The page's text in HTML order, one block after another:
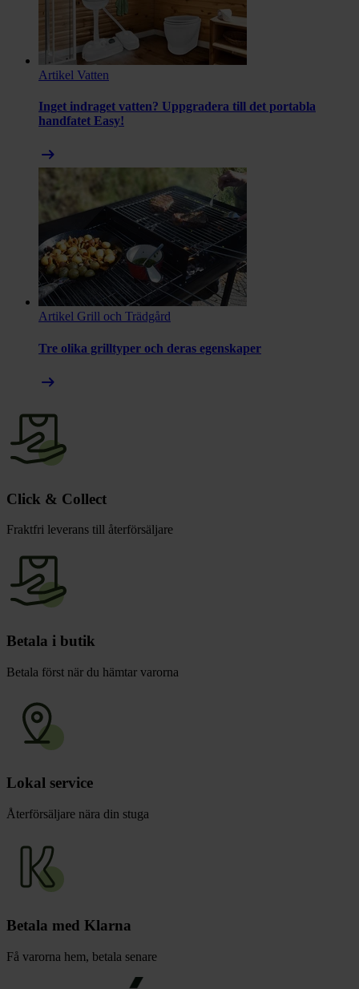
Artikel Vatten
Inget indraget vatten? Uppgradera till det portabla
handfatet Easy!
arrow_right_alt
Artikel Grill och Trädgård
Tre olika grilltyper och deras egenskaper
arrow_right_alt
Click & Collect
Fraktfri leverans till återförsäljare
Betala i butik
Betala först när du hämtar varorna
Lokal service
Återförsäljare nära din stuga
Betala med Klarna
Få varorna hem, betala senare